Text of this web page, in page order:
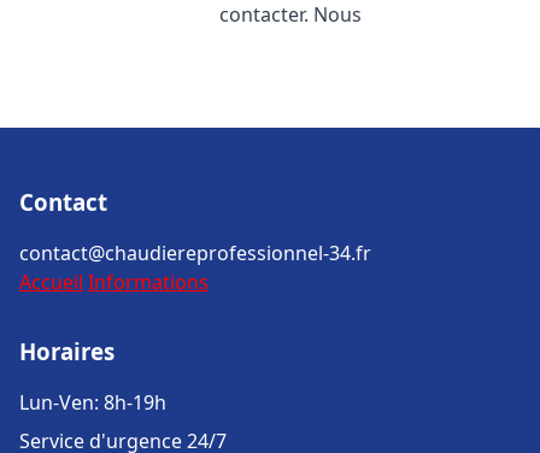
contacter. Nous
Contact
contact@chaudiereprofessionnel-34.fr
Accueil Informations
Horaires
Lun-Ven: 8h-19h
Service d'urgence 24/7